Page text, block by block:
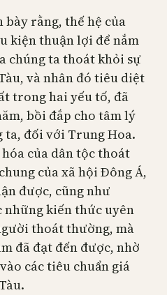
rằng, thế hệ của
kiện thuận lợi để nắm
chúng ta thoát khỏi sự
và nhân đó tiêu diệt
trong hai yếu tố, đã
bồi đắp cho tâm lý
ta, đối với Trung Hoa.
của dân tộc thoát
của xã hội Đông Á,
được, cũng như
những kiến thức uyên
thoát thường, mà
đã đạt đến được, nhờ
các tiêu chuẩn giá